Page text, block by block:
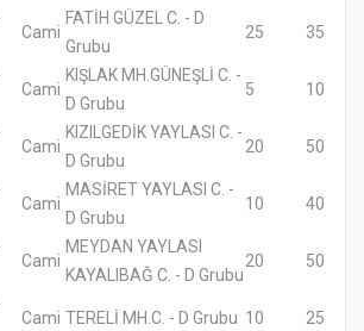
Cami
FATİH GÜZEL C. - D
Grubu
25 35
Cami
KIŞLAK MH.GÜNEŞLİ C. -
D Grubu
5 10
Cami
KIZILGEDİK YAYLASI C. -
D Grubu
20 50
Cami
MASİRET YAYLASI C. -
D Grubu
10 40
Cami
MEYDAN YAYLASI
KAYALIBAĞ C. - D Grubu
20 50
Cami TERELİ MH.C. - D Grubu 10 25